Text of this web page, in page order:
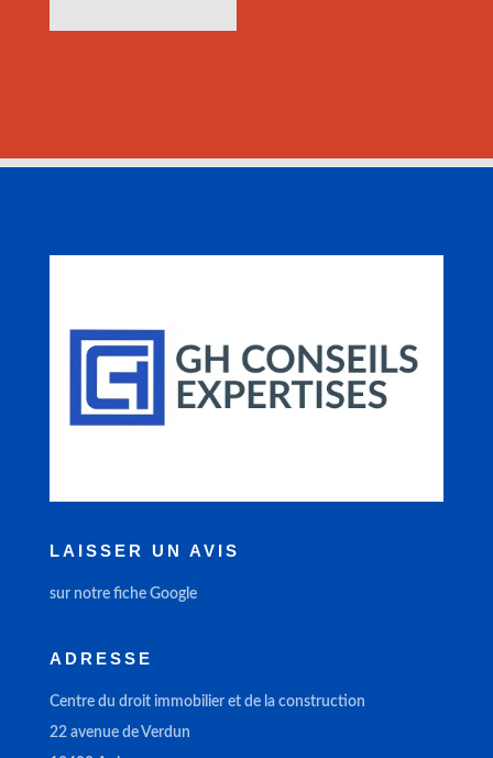
LAISSER UN AVIS
sur notre fiche Google
ADRESSE
Centre du droit immobilier et de la construction
22 avenue de Verdun